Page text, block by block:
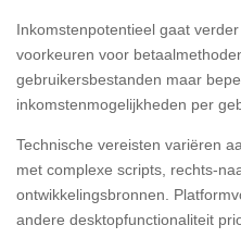
Inkomstenpotentieel gaat
voorkeuren voor
gebruikersbestanden maar
inkomstenmogelijkheden per
Technische vereisten variëren
met complexe scripts, rechts-
ontwikkelingsbronnen.
andere desktopfunctionaliteit